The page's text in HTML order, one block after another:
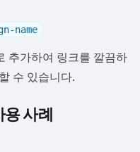
name
추가하여 링크를 깔끔하
수 있습니다.
사례